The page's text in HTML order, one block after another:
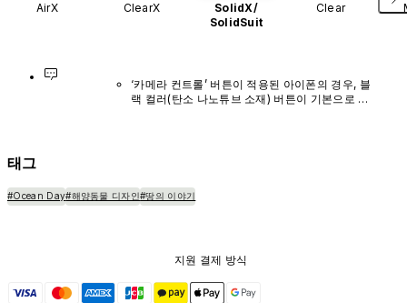
AirX ClearX
SolidX/
SolidSuit
Clear
‘카메라 컨트롤’ 버튼이 적용된 아이폰의 경우, 블
랙 컬러(탄소 나노튜브 소재) 버튼이 기본으로 장
태그
#Ocean Day#해양동물 디자인#땅의 이야기
지원 결제 방식